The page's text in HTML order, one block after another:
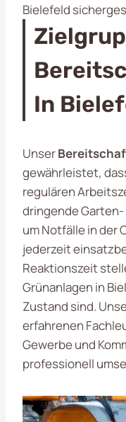
Bielefeld
In
Unser
gewährleistet,
regulären
dringende
um Notfälle in der
jederzeit
Reaktionszeit
Grünanlagen in
Zustand sind.
erfahrenen
Gewerbe und
professionell